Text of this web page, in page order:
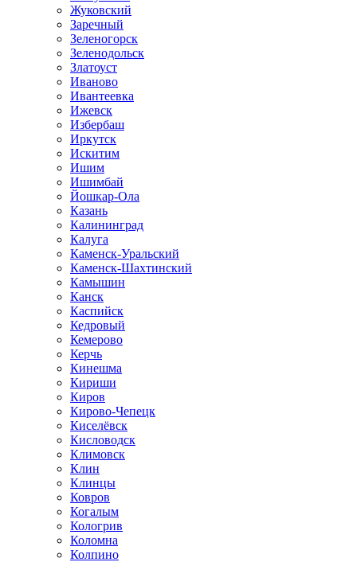
Жуковский
Заречный
Зеленогорск
Зеленодольск
Златоуст
Иваново
Ивантеевка
Ижевск
Избербаш
Иркутск
Искитим
Ишим
Ишимбай
Йошкар-Ола
Казань
Калининград
Калуга
Каменск-Уральский
Каменск-Шахтинский
Камышин
Канск
Каспийск
Кедровый
Кемерово
Керчь
Кинешма
Кириши
Киров
Кирово-Чепецк
Киселёвск
Кисловодск
Климовск
Клин
Клинцы
Ковров
Когалым
Кологрив
Коломна
Колпино